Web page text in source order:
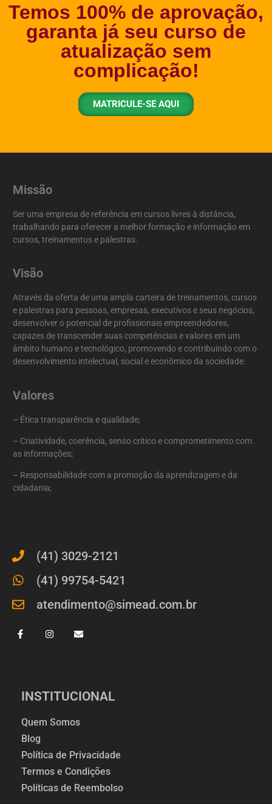
Temos 100% de aprovação,
garanta já seu curso de
atualização sem
complicação!
MATRICULE-SE AQUI
INSTITUCIONAL
Quem Somos
Blog
Política de Privacidade
Termos e Condições
Políticas de Reembolso
(41) 3029-2121
(41) 99754-5421
atendimento@simead.com.br
Missão
Ser uma empresa de referência em cursos livres à distância,
trabalhando para oferecer a melhor formação e informação em
cursos, treinamentos e palestras.
Visão
Através da oferta de uma ampla carteira de treinamentos, cursos
e palestras para pessoas, empresas, executivos e seus negócios,
desenvolver o potencial de profissionais empreendedores,
capazes de transcender suas competências e valores em um
âmbito humano e tecnológico, promovendo e contribuindo com o
desenvolvimento intelectual, social e econômico da sociedade.
Valores
– Ética transparência e qualidade;
– Criatividade, coerência, senso crítico e comprometimento com
as informações;
– Responsabilidade com a promoção da aprendizagem e da
cidadania;